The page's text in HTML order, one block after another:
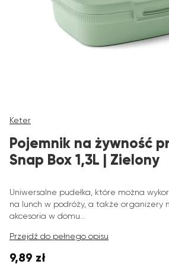
Keter
Pojemnik na żywność
Snap Box 1,3L | Zielony
Uniwersalne pudełka, które można
na lunch w podróży, a także organizery
akcesoria w domu...
Przejdź do pełnego opisu
Cena
9,89 zł